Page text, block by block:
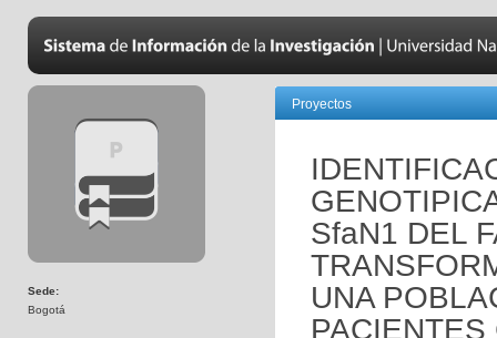
Sede:
Bogotá
Proyectos
SfaN1 DEL
UNA